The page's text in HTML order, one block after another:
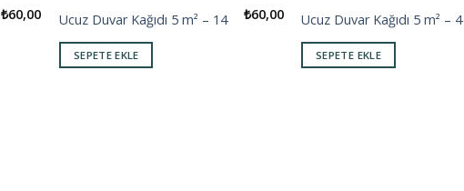
₺60,00 Ucuz Duvar Kağıdı 5 m² – 14 ₺60,00
SEPETE EKLE
Ucuz Duvar Kağıdı 5 m² – 4
SEPETE EKLE